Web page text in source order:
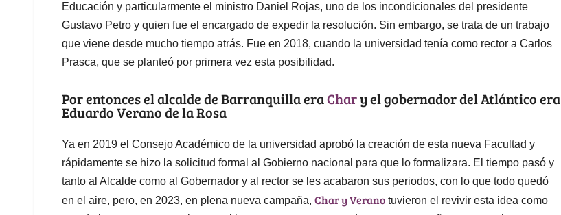
Educación y particularmente el ministro Daniel Rojas, uno de los incondicionales del presidente
Gustavo Petro y quien fue el encargado de expedir la resolución. Sin embargo, se trata de un trabajo
que viene desde mucho tiempo atrás. Fue en 2018, cuando la universidad tenía como rector a Carlos
Prasca, que se planteó por primera vez esta posibilidad.
Por entonces el alcalde de Barranquilla eraChary el gobernador del Atlántico era
Eduardo Verano de la Rosa
Ya en 2019 el Consejo Académico de la universidad aprobó la creación de esta nueva Facultad y
rápidamente se hizo la solicitud formal al Gobierno nacional para que lo formalizara. El tiempo pasó y
tanto al Alcalde como al Gobernador y al rector se les acabaron sus periodos, con lo que todo quedó
en el aire, pero, en 2023, en plena nueva campaña, Char y Verano tuvieron el revivir esta idea como